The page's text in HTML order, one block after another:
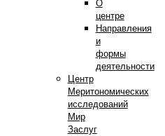
О
центре
Направления
и
формы
деятельности
Центр
Меритономических
исследований
Мир
Заслуг